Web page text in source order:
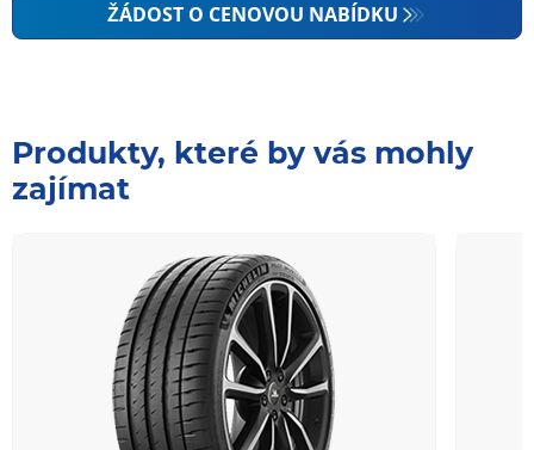
ŽÁDOST O CENOVOU NABÍDKU
Produkty, které by vás mohly
zajímat